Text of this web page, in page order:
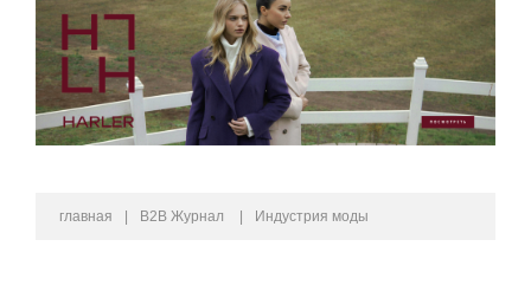
главная B2B Журнал Индустрия моды